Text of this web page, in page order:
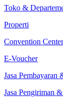
Toko &
Properti
Convention
E-Voucher
Jasa Pembayaran
Jasa Pengiriman